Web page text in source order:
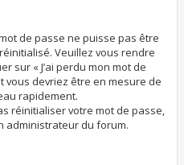
de passe ne puisse pas être
Veuillez vous rendre
sur « J’ai perdu mon mot de
vous devriez être en mesure de
rapidement.
réinitialiser votre mot de passe,
administrateur du forum.